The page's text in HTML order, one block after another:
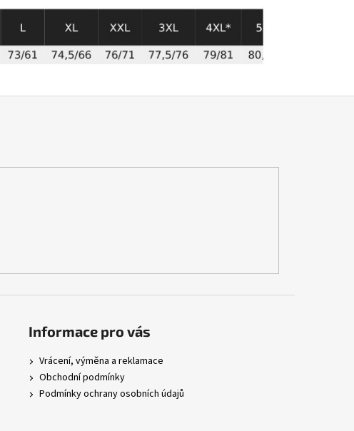
Informace pro vás
Vrácení, výměna a reklamace
Obchodní podmínky
Podmínky ochrany osobních údajů